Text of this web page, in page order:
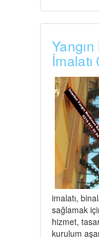
imalatı,
sağlamak
hizmet,
kurulum